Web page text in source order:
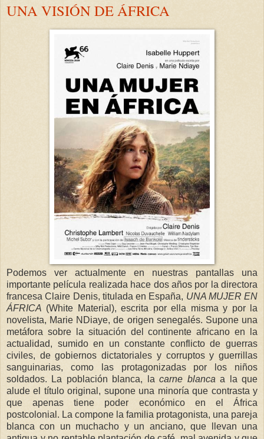
UNA VISIÓN DE ÁFRICA
Podemos ver actualmente en nuestras pantallas una
importante película realizada hace dos años por la directora
francesa Claire Denis, titulada en España, UNA MUJER EN
ÁFRICA (White Material), escrita por ella misma y por la
novelista, Marie NDiaye, de origen senegalés. Supone una
metáfora sobre la situación del continente africano en la
actualidad, sumido en un constante conflicto de guerras
civiles, de gobiernos dictatoriales y corruptos y guerrillas
sanguinarias, como las protagonizadas por los niños
soldados. La población blanca, la carne blanca a la que
alude el título original, supone una minoría que contrasta y
que apenas tiene poder económico en el África
postcolonial. La compone la familia protagonista, una pareja
blanca con un muchacho y un anciano, que llevan una